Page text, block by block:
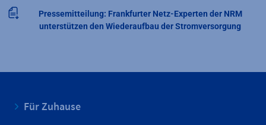
Pressemitteilung: Frankfurter Netz-Experten der NRM
unterstützen den Wiederaufbau der Stromversorgung
Für Zuhause